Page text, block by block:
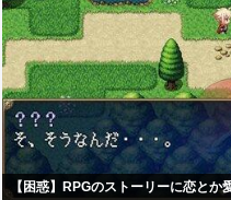
【困惑】RPGのストーリーに恋と